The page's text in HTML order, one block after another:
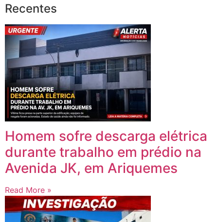
Recentes
Homem sofre descarga elétrica
durante trabalho em prédio na
Avenida JK, em Ariquemes
Read More »